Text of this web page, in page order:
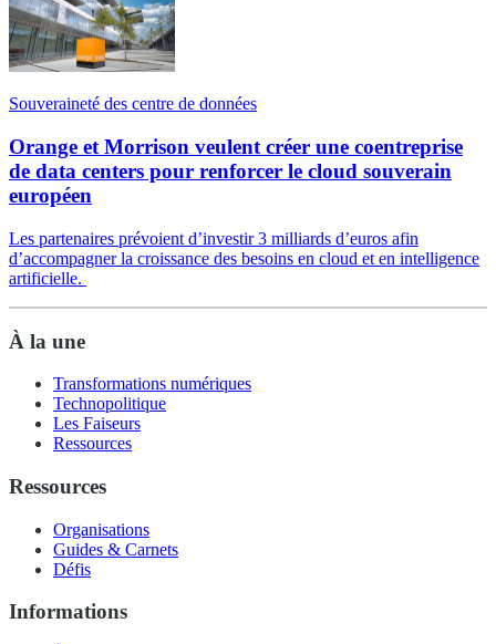
Souveraineté des centre de données
Orange et Morrison veulent créer une coentreprise
de data centers pour renforcer le cloud souverain
européen
Les partenaires prévoient d’investir 3 milliards d’euros afin
d’accompagner la croissance des besoins en cloud et en intelligence
artificielle.
À la une
Transformations numériques
Technopolitique
Les Faiseurs
Ressources
Ressources
Organisations
Guides & Carnets
Défis
Informations